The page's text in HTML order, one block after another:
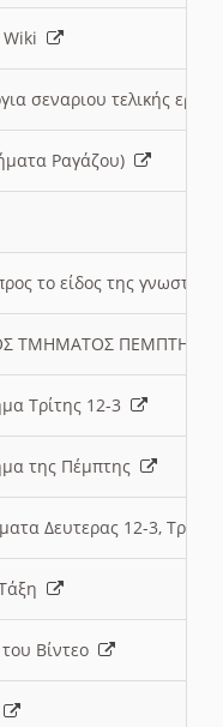
Wiki
σεναριου τελικής
Ραγάζου)
το είδος της
ΤΜΗΜΑΤΟΣ
Τρίτης 12-3
της Πέμπτης
Δευτερας 12-3,
Βίντεο